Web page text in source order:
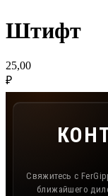
Штифт
25,00
₽
Контакты,
Свяжитесь с
ближайшего